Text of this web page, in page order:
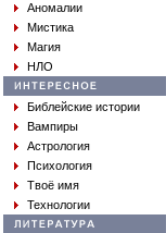
Аномалии
Мистика
Магия
НЛО
Библейские истории
Вампиры
Астрология
Психология
Твоё имя
Технологии